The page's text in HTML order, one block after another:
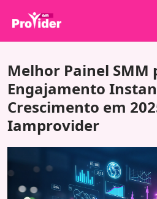
Sobre nós
Entrar
Cadastrar-se
Serviços
Termos
Melhor Painel SMM
Engajamento
Crescimento em
Iamprovider